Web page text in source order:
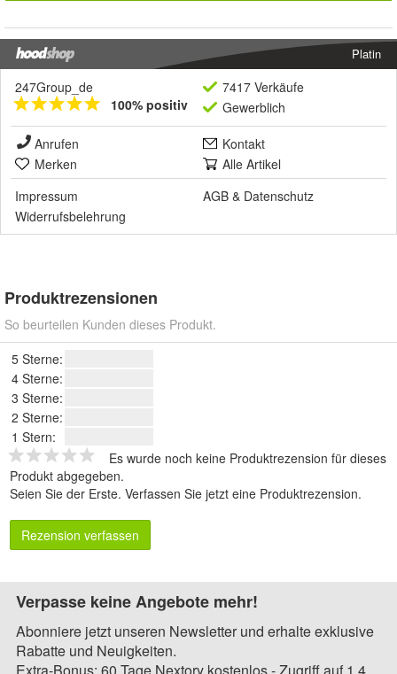
Platin
247Group_de
100% positiv
7417 Verkäufe
Gewerblich
Anrufen
Kontakt
Merken
Alle Artikel
Impressum
AGB & Datenschutz
Widerrufsbelehrung
Produktrezensionen
So beurteilen Kunden dieses Produkt.
5 Sterne:
4 Sterne:
3 Sterne:
2 Sterne:
1 Stern:
Es wurde noch keine Produktrezension für dieses
Produkt abgegeben.
Seien Sie der Erste. Verfassen Sie jetzt eine Produktrezension.
Rezension verfassen
Verpasse keine Angebote mehr!
Abonniere jetzt unseren Newsletter und erhalte exklusive
Rabatte und Neuigkeiten.